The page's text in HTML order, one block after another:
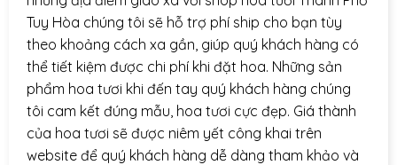
Tuy Hòa chúng tôi sẽ hỗ trợ phí ship cho bạn tùy
theo khoảng cách xa gần, giúp quý khách hàng có
thể tiết kiệm được chi phí khi đặt hoa. Những sản
phẩm hoa tươi khi đến tay quý khách hàng chúng
tôi cam kết đúng mẫu, hoa tươi cực đẹp. Giá thành
của hoa tươi sẽ được niêm yết công khai trên
website để quý khách hàng dễ dàng tham khảo và